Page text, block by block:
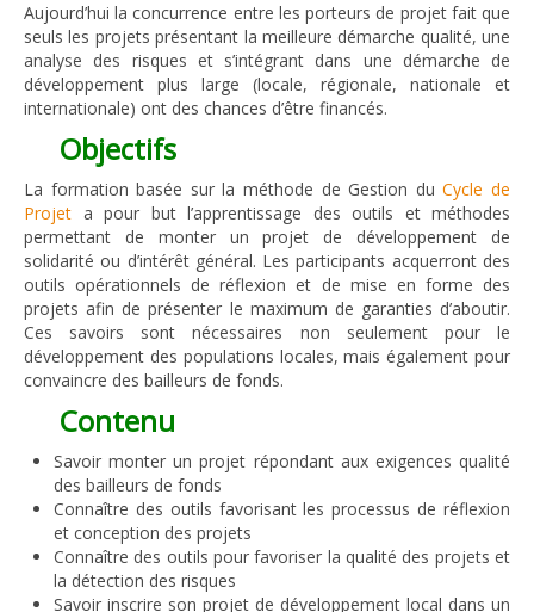
Aujourd’hui la concurrence entre les porteurs de projet fait que
seuls les projets présentant la meilleure démarche qualité, une
analyse des risques et s’intégrant dans une démarche de
développement plus large (locale, régionale, nationale et
internationale) ont des chances d’être financés.
Objectifs
La formation basée sur la méthode de Gestion duCycle de
Projet a pour but l’apprentissage des outils et méthodes
permettant de monter un projet de développement de
solidarité ou d’intérêt général. Les participants acquerront des
outils opérationnels de réflexion et de mise en forme des
projets afin de présenter le maximum de garanties d’aboutir.
Ces savoirs sont nécessaires non seulement pour le
développement des populations locales, mais également pour
convaincre des bailleurs de fonds.
Contenu
Savoir monter un projet répondant aux exigences qualité
des bailleurs de fonds
Connaître des outils favorisant les processus de réflexion
et conception des projets
Connaître des outils pour favoriser la qualité des projets et
la détection des risques
Savoir inscrire son projet de développement local dans un